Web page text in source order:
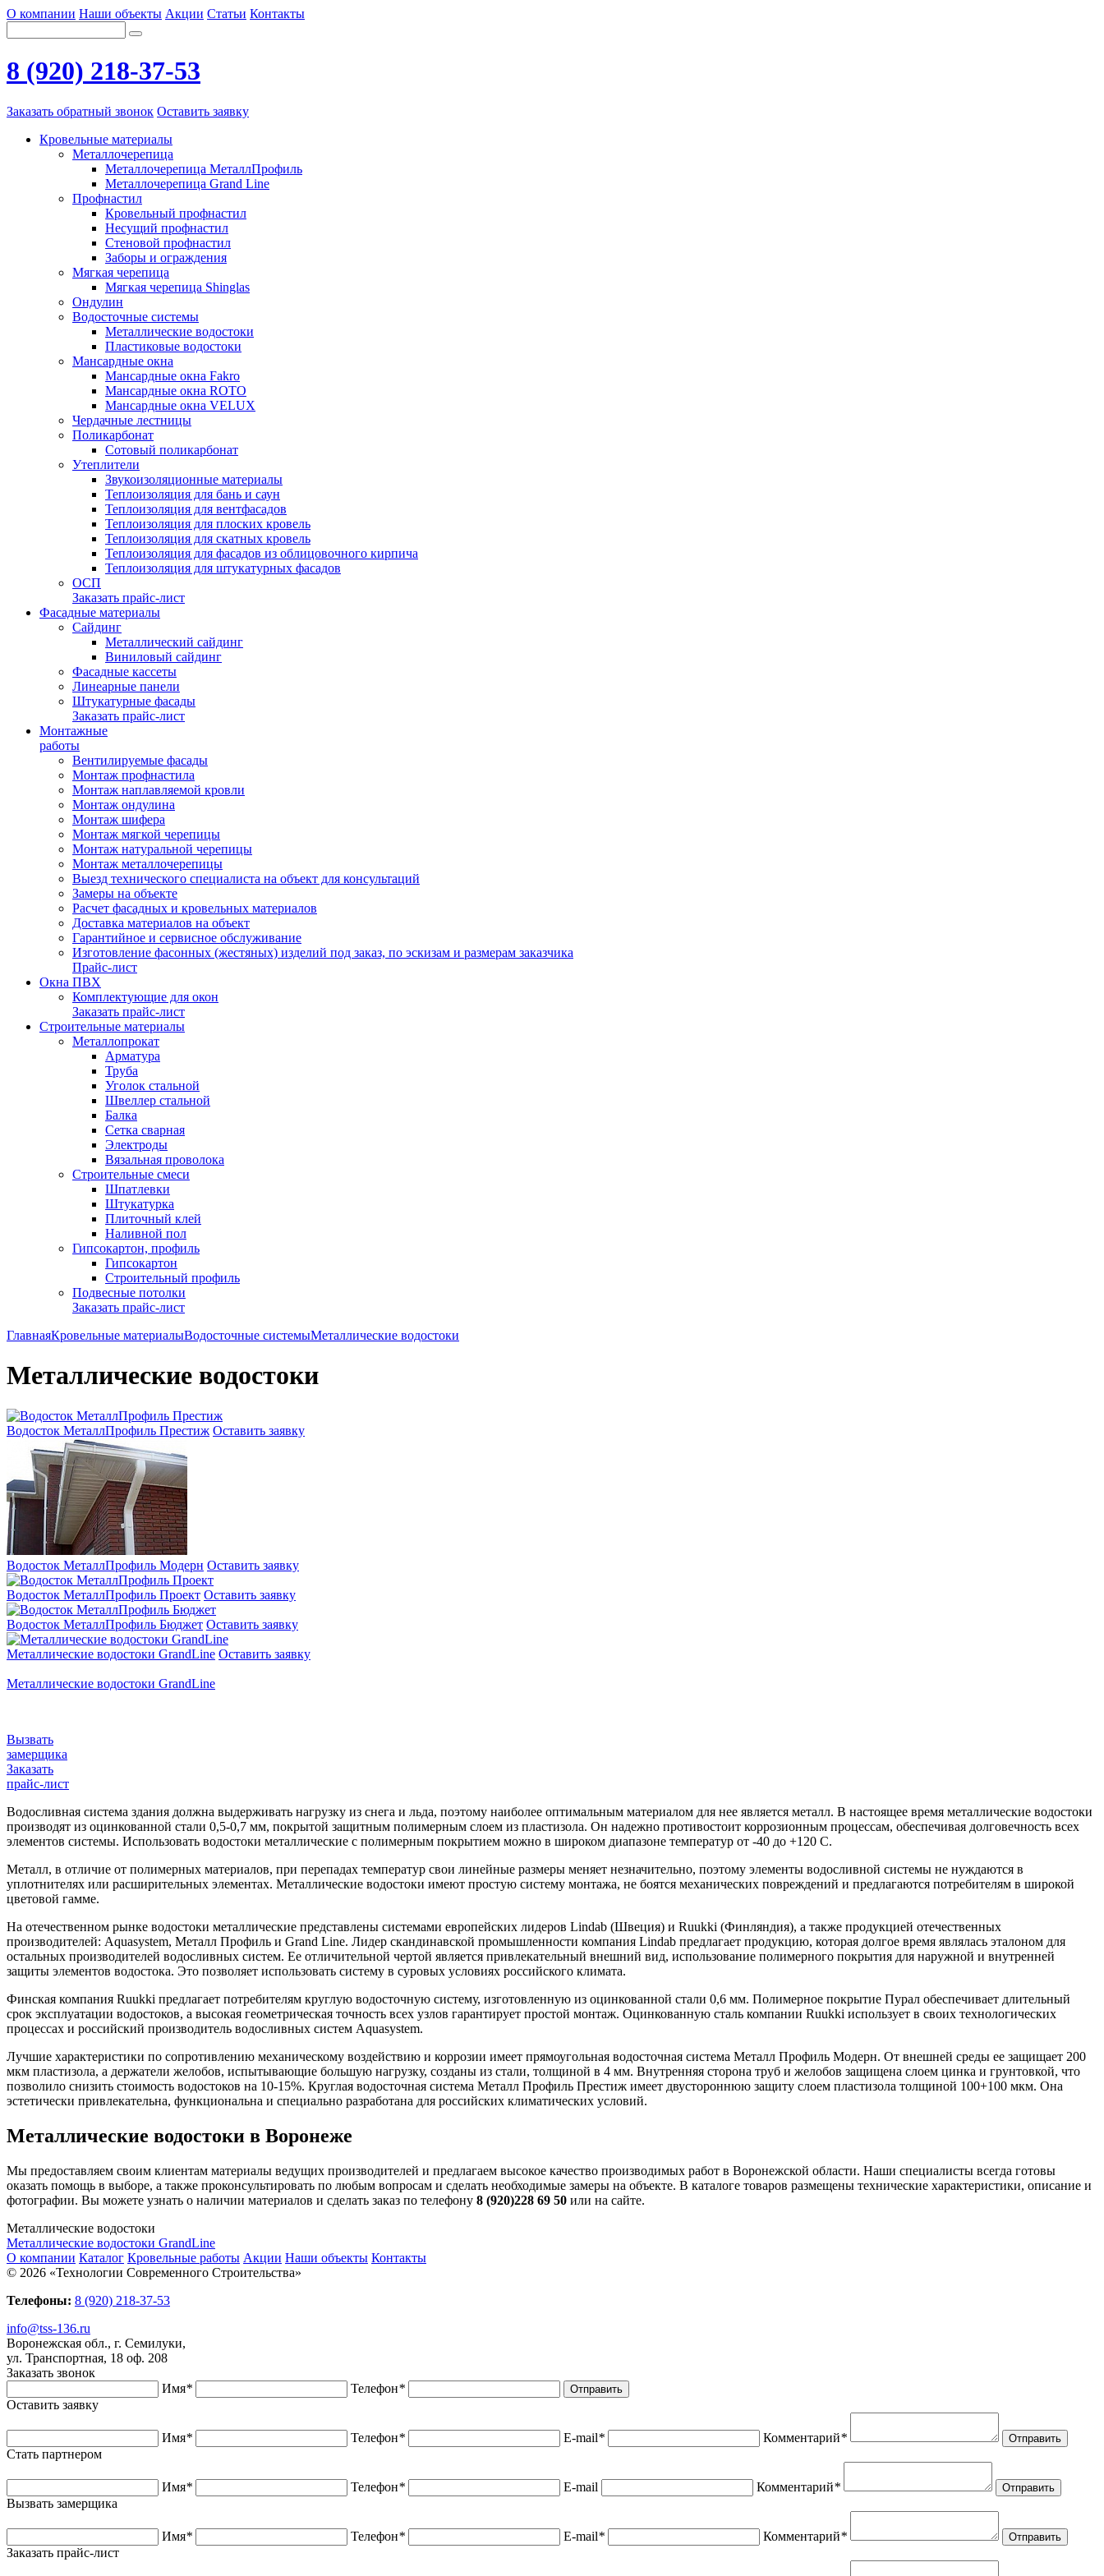
О компании Наши объекты Акции Статьи Контакты
8 (920) 218-37-53
Заказать обратный звонок Оставить заявку
Кровельные материалы
Металлочерепица
Металлочерепица МеталлПрофиль
Металлочерепица Grand Line
Профнастил
Кровельный профнастил
Несущий профнастил
Стеновой профнастил
Заборы и ограждения
Мягкая черепица
Мягкая черепица Shinglas
Ондулин
Водосточные системы
Металлические водостоки
Пластиковые водостоки
Мансардные окна
Мансардные окна Fakro
Мансардные окна ROTO
Мансардные окна VELUX
Чердачные лестницы
Поликарбонат
Сотовый поликарбонат
Утеплители
Звукоизоляционные материалы
Теплоизоляция для бань и саун
Теплоизоляция для вентфасадов
Теплоизоляция для плоских кровель
Теплоизоляция для скатных кровель
Теплоизоляция для фасадов из облицовочного кирпича
Теплоизоляция для штукатурных фасадов
ОСП
Заказать прайс-лист
Фасадные материалы
Сайдинг
Металлический сайдинг
Виниловый сайдинг
Фасадные кассеты
Линеарные панели
Штукатурные фасады
Заказать прайс-лист
Монтажные
работы
Вентилируемые фасады
Монтаж профнастила
Монтаж наплавляемой кровли
Монтаж ондулина
Монтаж шифера
Монтаж мягкой черепицы
Монтаж натуральной черепицы
Монтаж металлочерепицы
Выезд технического специалиста на объект для консультаций
Замеры на объекте
Расчет фасадных и кровельных материалов
Доставка материалов на объект
Гарантийное и сервисное обслуживание
Изготовление фасонных (жестяных) изделий под заказ, по эскизам и размерам заказчика
Прайс-лист
Окна ПВХ
Комплектующие для окон
Заказать прайс-лист
Строительные материалы
Металлопрокат
Арматура
Труба
Уголок стальной
Швеллер стальной
Балка
Сетка сварная
Электроды
Вязальная проволока
Строительные смеси
Шпатлевки
Штукатурка
Плиточный клей
Наливной пол
Гипсокартон, профиль
Гипсокартон
Строительный профиль
Подвесные потолки
Заказать прайс-лист
ГлавнаяКровельные материалыВодосточные системыМеталлические водостоки
Металлические водостоки
Водосток МеталлПрофиль Престиж Оставить заявку
Водосток МеталлПрофиль Модерн Оставить заявку
Водосток МеталлПрофиль Проект Оставить заявку
Водосток МеталлПрофиль Бюджет Оставить заявку
Металлические водостоки GrandLine Оставить заявку
Металлические водостоки GrandLine
Вызвать
замерщика
Заказать
прайс-лист
Водосливная система здания должна выдерживать нагрузку из снега и льда, поэтому наиболее оптимальным материалом для нее является металл. В настоящее время металлические водостоки
производят из оцинкованной стали 0,5-0,7 мм, покрытой защитным полимерным слоем из пластизола. Он надежно противостоит коррозионным процессам, обеспечивая долговечность всех
элементов системы. Использовать водостоки металлические с полимерным покрытием можно в широком диапазоне температур от -40 до +120 С.
Металл, в отличие от полимерных материалов, при перепадах температур свои линейные размеры меняет незначительно, поэтому элементы водосливной системы не нуждаются в
уплотнителях или расширительных элементах. Металлические водостоки имеют простую систему монтажа, не боятся механических повреждений и предлагаются потребителям в широкой
цветовой гамме.
На отечественном рынке водостоки металлические представлены системами европейских лидеров Lindab (Швеция) и Ruukki (Финляндия), а также продукцией отечественных
производителей: Aquasystem, Металл Профиль и Grand Line. Лидер скандинавской промышленности компания Lindab предлагает продукцию, которая долгое время являлась эталоном для
остальных производителей водосливных систем. Ее отличительной чертой является привлекательный внешний вид, использование полимерного покрытия для наружной и внутренней
защиты элементов водостока. Это позволяет использовать систему в суровых условиях российского климата.
Финская компания Ruukki предлагает потребителям круглую водосточную систему, изготовленную из оцинкованной стали 0,6 мм. Полимерное покрытие Пурал обеспечивает длительный
срок эксплуатации водостоков, а высокая геометрическая точность всех узлов гарантирует простой монтаж. Оцинкованную сталь компании Ruukki использует в своих технологических
процессах и российский производитель водосливных систем Aquasystem.
Лучшие характеристики по сопротивлению механическому воздействию и коррозии имеет прямоугольная водосточная система Металл Профиль Модерн. От внешней среды ее защищает 200
мкм пластизола, а держатели желобов, испытывающие большую нагрузку, созданы из стали, толщиной в 4 мм. Внутренняя сторона труб и желобов защищена слоем цинка и грунтовкой, что
позволило снизить стоимость водостоков на 10-15%. Круглая водосточная система Металл Профиль Престиж имеет двустороннюю защиту слоем пластизола толщиной 100+100 мкм. Она
эстетически привлекательна, функциональна и специально разработана для российских климатических условий.
Металлические водостоки в Воронеже
Мы предоставляем своим клиентам материалы ведущих производителей и предлагаем высокое качество производимых работ в Воронежской области. Наши специалисты всегда готовы
оказать помощь в выборе, а также проконсультировать по любым вопросам и сделать необходимые замеры на объекте. В каталоге товаров размещены технические характеристики, описание и
фотографии. Вы можете узнать о наличии материалов и сделать заказ по телефону 8 (920)228 69 50 или на сайте.
Металлические водостоки
Металлические водостоки GrandLine
О компании Каталог Кровельные работы Акции Наши объекты Контакты
© 2026 «Технологии Современного Строительства»
Телефоны: 8 (920) 218-37-53
info@tss-136.ru
Воронежская обл., г. Семилуки,
ул. Транспортная, 18 оф. 208
Заказать звонок
Имя* Телефон* Отправить
Оставить заявку
Имя* Телефон* E-mail* Комментарий* Отправить
Стать партнером
Имя* Телефон* E-mail Комментарий* Отправить
Вызвать замерщика
Имя* Телефон* E-mail* Комментарий* Отправить
Заказать прайс-лист